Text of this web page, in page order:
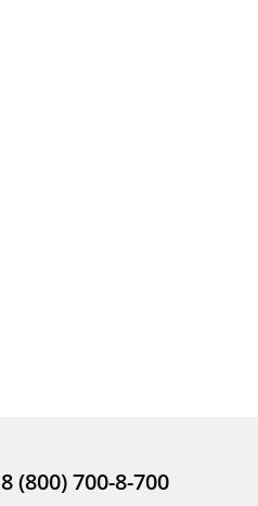
8 (800) 700-8-700